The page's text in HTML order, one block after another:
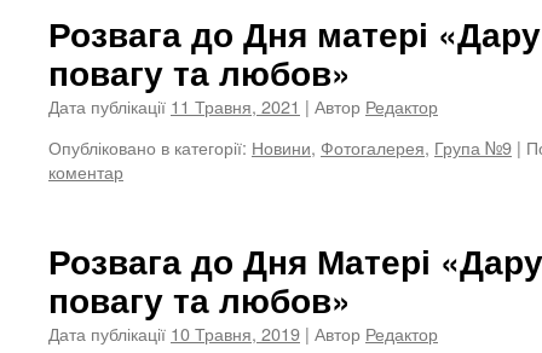
Розвага до Дня матері
повагу та любов»
Дата публікації 11 Травня, 2021 | Автор Редактор
Опубліковано в категорії: Новини, Фотогалерея, Група №9 |
коментар
Розвага до Дня Матері
повагу та любов»
Дата публікації 10 Травня, 2019 | Автор Редактор